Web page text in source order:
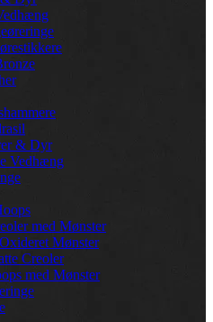
& Dyr
Vedhæng
med Mønster
Mønster
Creoler
med Mønster